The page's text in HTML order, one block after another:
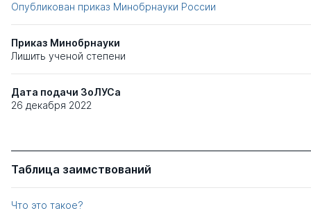
Опубликован приказ Минобрнауки России
Приказ Минобрнауки
Лишить ученой степени
Дата подачи ЗоЛУСа
26 декабря 2022
Таблица заимствований
Что это такое?